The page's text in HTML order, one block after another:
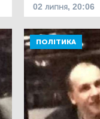
02 липня, 20:06
ПОЛІТИКА